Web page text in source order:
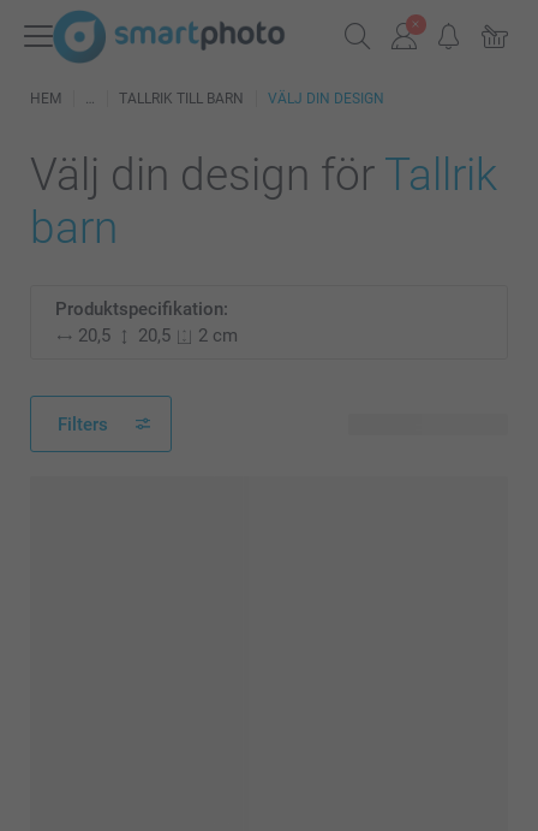
HEM TALLRIK TILL BARN VÄLJ DIN DESIGN
Välj din design för Tallrik
barn
Produktspecifikation:
20,5
20,5 2 cm
Filters